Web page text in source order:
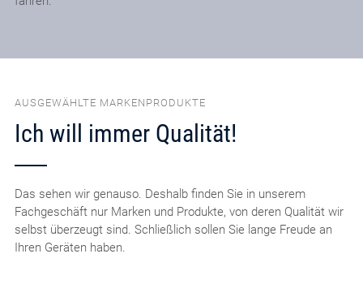
AUSGEWÄHLTE MARKENPRODUKTE
Ich will immer Qualität!
Das sehen wir genauso. Deshalb finden Sie in unserem
Fachgeschäft nur Marken und Produkte, von deren Qualität wir
selbst überzeugt sind. Schließlich sollen Sie lange Freude an
Ihren Geräten haben.